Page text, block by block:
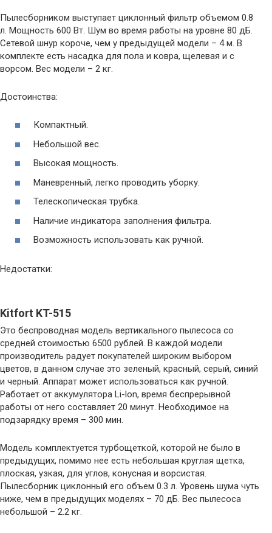
Пылесборником выступает циклонный фильтр объемом 0.8
л. Мощность 600 Вт. Шум во время работы на уровне 80 дБ.
Сетевой шнур короче, чем у предыдущей модели – 4 м. В
комплекте есть насадка для пола и ковра, щелевая и с
ворсом. Вес модели – 2 кг.
Достоинства:
Компактный.
Небольшой вес.
Высокая мощность.
Маневренный, легко проводить уборку.
Телескопическая трубка.
Наличие индикатора заполнения фильтра.
Возможность использовать как ручной.
Недостатки:
Kitfort KT-515
Это беспроводная модель вертикального пылесоса со
средней стоимостью 6500 рублей. В каждой модели
производитель радует покупателей широким выбором
цветов, в данном случае это зеленый, красный, серый, синий
и черный. Аппарат может использоваться как ручной.
Работает от аккумулятора Li-lon, время беспрерывной
работы от него составляет 20 минут. Необходимое на
подзарядку время – 300 мин.
Модель комплектуется турбощеткой, которой не было в
предыдущих, помимо нее есть небольшая круглая щетка,
плоская, узкая, для углов, конусная и ворсистая.
Пылесборник циклонный его объем 0.3 л. Уровень шума чуть
ниже, чем в предыдущих моделях – 70 дБ. Вес пылесоса
небольшой – 2.2 кг.